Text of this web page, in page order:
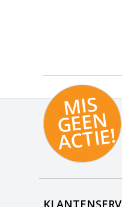
MI
S
G
E
E
N
A
C
TI
E!